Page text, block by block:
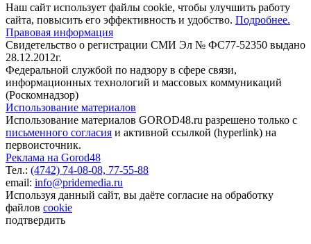
Наш сайт использует файлы cookie, чтобы улучшить работу
сайта, повысить его эффективность и удобство. Подробнее.
Правовая информация
Свидетельство о регистрации СМИ Эл № ФС77-52350 выдано
28.12.2012г.
Федеральной службой по надзору в сфере связи,
информационных технологий и массовых коммуникаций
(Роскомнадзор)
Использование материалов
Использование материалов GOROD48.ru разрешено только с
письменного согласия и активной ссылкой (hyperlink) на
первоисточник.
Реклама на Gorod48
Тел.: (4742) 74-08-08, 77-55-88
email: info@pridemedia.ru
Используя данный сайт, вы даёте согласие на обработку
файлов cookie
подтвердить